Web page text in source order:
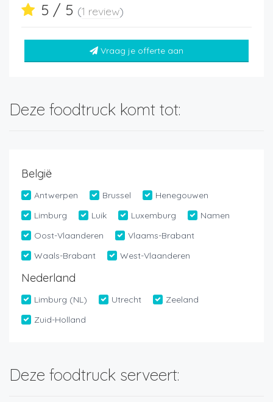
5 / 5 (1 review)
Vraag je offerte aan
Deze foodtruck komt tot:
België
Antwerpen Brussel
Henegouwen
Limburg
Luik Luxemburg
Namen
Oost-Vlaanderen
Vlaams-Brabant
Waals-Brabant
West-Vlaanderen
Nederland
Limburg (NL) Utrecht
Zeeland
Zuid-Holland
Deze foodtruck serveert: